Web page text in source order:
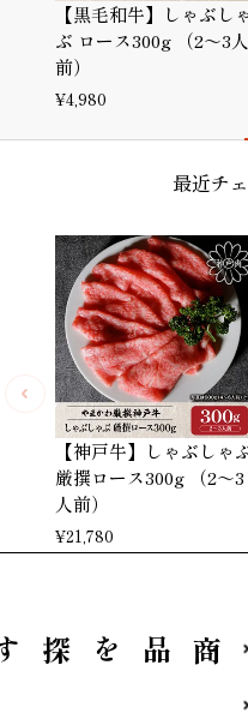
【黒毛和牛】しゃぶしゃ
ぶ ロース300g （2～3人
前）
¥4,980
最近チ
【神戸牛】しゃぶしゃ
厳撰ロース300g （2～3
人前）
¥21,780
す